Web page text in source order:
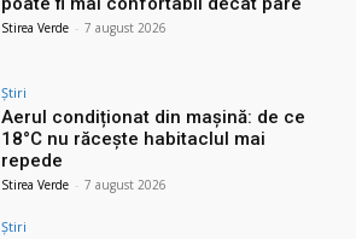
Stirea Verde - 7 august 2026
Știri
Aerul condiționat din mașină: de ce
18°C nu răcește habitaclul mai
repede
Stirea Verde - 7 august 2026
Știri